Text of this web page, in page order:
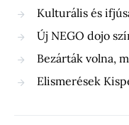
Kulturális és
Új NEGO dojo
Bezárták volna,
Elismerések